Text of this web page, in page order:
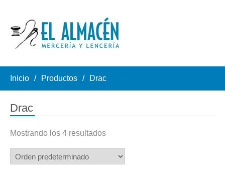
Inicio Productos Drac
Drac
Mostrando los 4 resultados